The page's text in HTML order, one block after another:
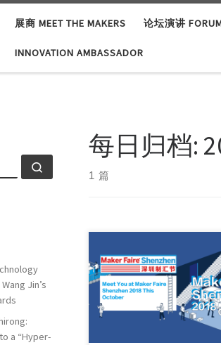
展商 MEET THE MAKERS 论坛演讲
INNOVATION AMBASSADOR
每日归档:
1 篇
Maker Faire Shenzhen Will
in OCTOBER, 2018. We hope
getting excited about
Maker Faire Shenzhen 2018
forward to meeting you all.
Open Call for Makers will
Jin’s
a “Hyper-